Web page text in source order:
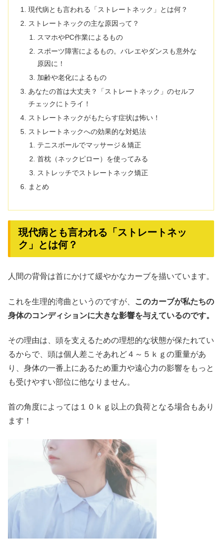
現代病とも言われる「ストレートネック」とは何？
ストレートネックの主な原因って？
スマホやPC作業によるもの
スポーツ障害によるもの。バレエやダンスも意外な
原因に！
加齢や老化によるもの
あなたの首は大丈夫？「ストレートネック」のセルフ
チェックにトライ！
ストレートネックがもたらす症状は怖い！
ストレートネックへの効果的な対処法
テニスボールでマッサージ＆矯正
首枕（ネックピロー）を使ってみる
ストレッチでストレートネック矯正
まとめ
現代病とも言われる「ストレートネッ
ク」とは何？
人間の背骨は首にかけて緩やかなカーブを描いています。
これを生理的湾曲というのですが、
このカーブが私たちの
身体のコンディションに大きな影響を与えているのです。
その理由は、頭を支えるための理想的な状態が保たれてい
るからで、頭は個人差こそあれど４～５ｋｇの重量があ
り、身体の一番上にあるため重力や遠心力の影響をもっと
も受けやすい部位に他なりません。
首の角度によっては１０ｋｇ以上の負荷となる場合もあり
ます！